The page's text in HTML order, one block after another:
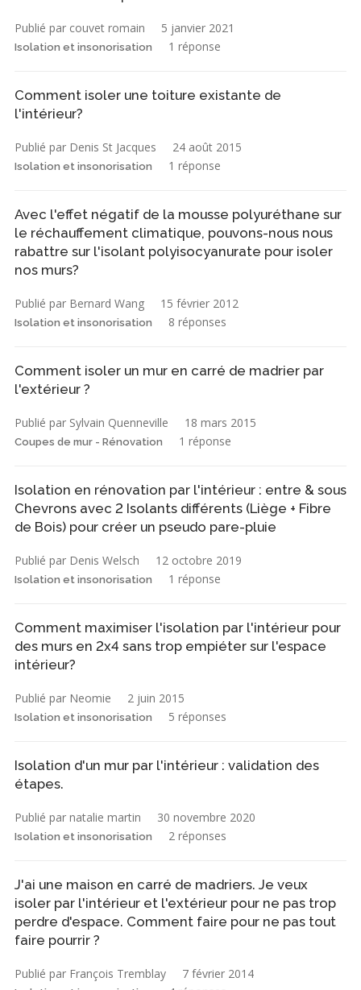
Publié par couvet romain 5 janvier 2021
Isolation et insonorisation 1 réponse
Comment isoler une toiture existante de
l'intérieur?
Publié par Denis St Jacques 24 août 2015
Isolation et insonorisation 1 réponse
Avec l'effet négatif de la mousse polyuréthane sur
le réchauffement climatique, pouvons-nous nous
rabattre sur l'isolant polyisocyanurate pour isoler
nos murs?
Publié par Bernard Wang 15 février 2012
Isolation et insonorisation 8 réponses
Comment isoler un mur en carré de madrier par
l'extérieur ?
Publié par Sylvain Quenneville 18 mars 2015
Coupes de mur - Rénovation 1 réponse
Isolation en rénovation par l'intérieur : entre & sous
Chevrons avec 2 Isolants différents (Liège + Fibre
de Bois) pour créer un pseudo pare-pluie
Publié par Denis Welsch 12 octobre 2019
Isolation et insonorisation 1 réponse
Comment maximiser l'isolation par l'intérieur pour
des murs en 2x4 sans trop empiéter sur l'espace
intérieur?
Publié par Neomie 2 juin 2015
Isolation et insonorisation 5 réponses
Isolation d'un mur par l'intérieur : validation des
étapes.
Publié par natalie martin 30 novembre 2020
Isolation et insonorisation 2 réponses
J'ai une maison en carré de madriers. Je veux
isoler par l'intérieur et l'extérieur pour ne pas trop
perdre d'espace. Comment faire pour ne pas tout
faire pourrir ?
Publié par François Tremblay 7 février 2014